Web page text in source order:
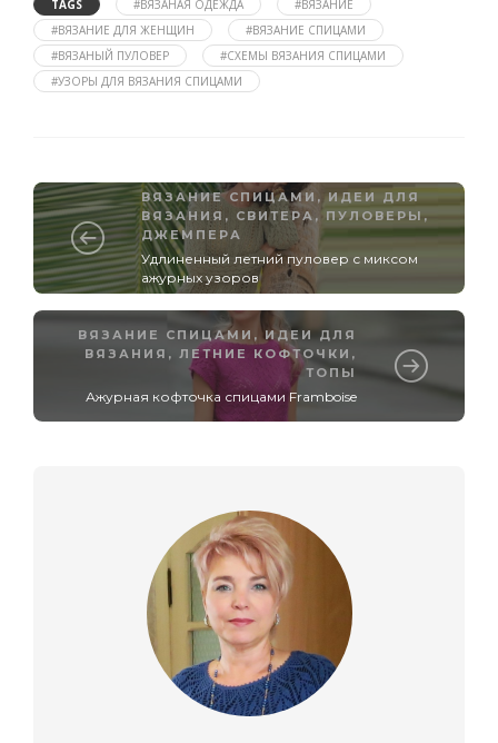
TAGS #ВЯЗАНАЯ ОДЕЖДА
#ВЯЗАНИЕ
#ВЯЗАНИЕ ДЛЯ ЖЕНЩИН
#ВЯЗАНИЕ СПИЦАМИ
#ВЯЗАНЫЙ ПУЛОВЕР
#СХЕМЫ ВЯЗАНИЯ СПИЦАМИ
#УЗОРЫ ДЛЯ ВЯЗАНИЯ СПИЦАМИ
ВЯЗАНИЕ СПИЦАМИ ,ИДЕИ ДЛЯ
ВЯЗАНИЯ , СВИТЕРА, ПУЛОВЕРЫ,
ДЖЕМПЕРА
Удлиненный летний пуловер с миксом
ажурных узоров
ВЯЗАНИЕ СПИЦАМИ , ИДЕИ ДЛЯ
ВЯЗАНИЯ , ЛЕТНИЕ КОФТОЧКИ,
ТОПЫ
Ажурная кофточка спицами Framboise